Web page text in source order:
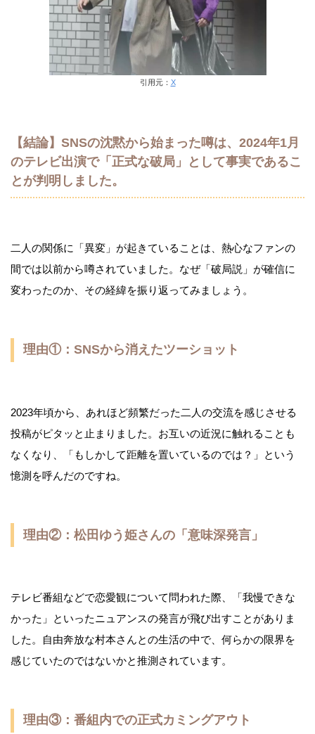
引用元： X
【結論】SNSの沈黙から始まった噂は、2024年1月
のテレビ出演で「正式な破局」として事実であるこ
とが判明しました。
二人の関係に「異変」が起きていることは、熱心なファンの
間では以前から噂されていました。なぜ「破局説」が確信に
変わったのか、その経緯を振り返ってみましょう。
理由①：SNSから消えたツーショット
2023年頃から、あれほど頻繁だった二人の交流を感じさせる
投稿がピタッと止まりました。お互いの近況に触れることも
なくなり、「もしかして距離を置いているのでは？」という
憶測を呼んだのですね。
理由②：松田ゆう姫さんの「意味深発言」
テレビ番組などで恋愛観について問われた際、「我慢できな
かった」といったニュアンスの発言が飛び出すことがありま
した。自由奔放な村本さんとの生活の中で、何らかの限界を
感じていたのではないかと推測されています。
理由③：番組内での正式カミングアウト